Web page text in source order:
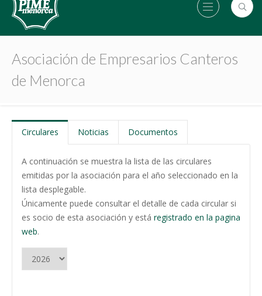
Asociación de Empresarios Canteros
de Menorca
Circulares Noticias Documentos
A continuación se muestra la lista de las circulares
emitidas por la asociación para el año seleccionado en la
lista desplegable.
Únicamente puede consultar el detalle de cada circular si
es socio de esta asociación y está registrado en la pagina
web.